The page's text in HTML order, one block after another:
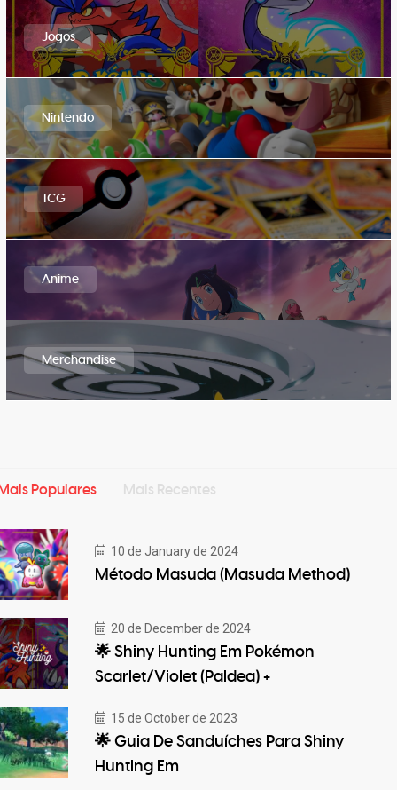
Jogos
Nintendo
TCG
Anime
Merchandise
Populares Mais Recentes
10 de January de 2024
Método Masuda (Masuda Method)
20 de December de 2024
🌟 Shiny Hunting Em Pokémon
Scarlet/Violet (Paldea) +
15 de October de 2023
🌟 Guia De Sanduíches Para Shiny
Hunting Em